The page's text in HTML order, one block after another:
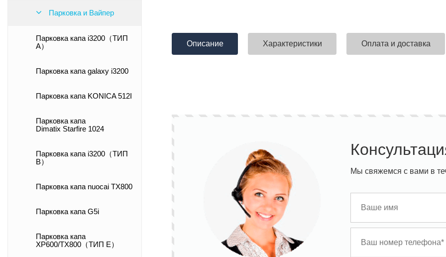
Парковка и Вайпер
Парковка капа i3200（ТИП
А）
Парковка капа galaxy i3200
Парковка капа KONICA 512I
Парковка капа
Dimatix Starfire 1024
Парковка капа i3200（ТИП
B）
Парковка капа nuocai TX800
Парковка капа G5i
Парковка капа
XP600/TX800（ТИП E）
Описание Характеристики Оплата и доставка
Мы свяжемся с вами в